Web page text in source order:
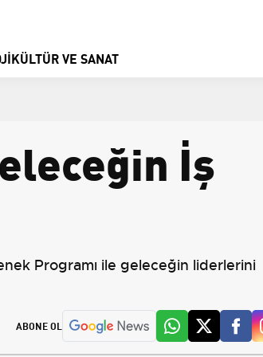
KÜLTÜR VE SANAT
İş
Programı ile geleceğin liderlerini
ABONE OL